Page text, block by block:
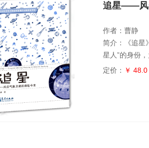
追星——风
作者：曹静
简介：《追星
星人”的身份
家族中15颗已
定价： ￥ 48.0